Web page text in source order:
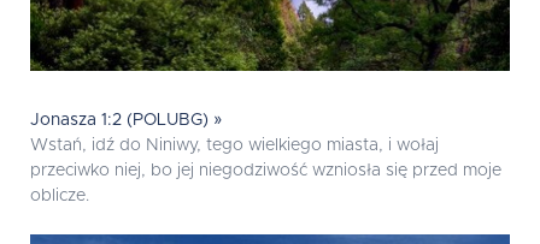
Jonasza 1:2 (POLUBG) »
Wstań, idź do Niniwy, tego wielkiego miasta, i wołaj
przeciwko niej, bo jej niegodziwość wzniosła się przed moje
oblicze.